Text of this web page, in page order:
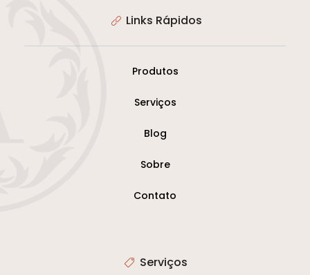
Links Rápidos
Produtos
Serviços
Blog
Sobre
Contato
Serviços